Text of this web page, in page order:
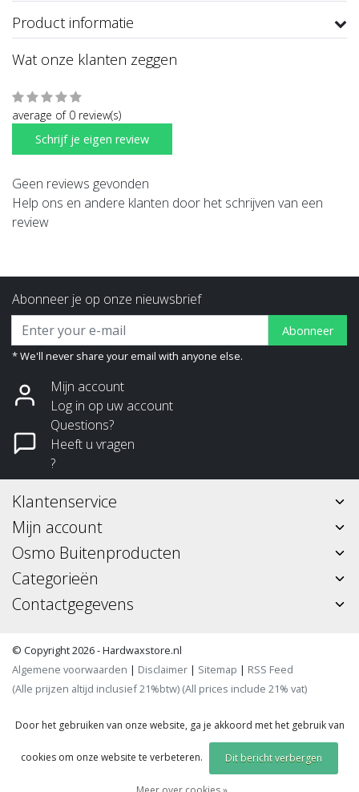
Product informatie
Wat onze klanten zeggen
average of 0 review(s)
Schrijf je eigen review
Geen reviews gevonden
Help ons en andere klanten door het schrijven van een
review
Abonneer je op onze nieuwsbrief
Abonneer
* We'll never share your email with anyone else.
Mijn account
Log in op uw account
Questions?
Heeft u vragen
?
Klantenservice
Mijn account
Osmo Buitenproducten
Categorieën
Contactgegevens
© Copyright 2026 - Hardwaxstore.nl
Algemene voorwaarden | Disclaimer | Sitemap | RSS Feed
(Alle prijzen altijd inclusief 21%btw) (All prices include 21% vat)
Door het gebruiken van onze website, ga je akkoord met het gebruik van
cookies om onze website te verbeteren. Dit bericht verbergen